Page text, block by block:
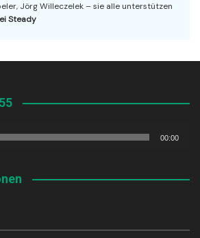
Jörg Willeczelek – sie alle unterstützen
Steady
00:00